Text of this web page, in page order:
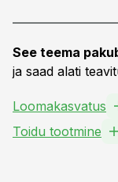
See teema
ja saad alati
Loomakasvatus
Toidu tootmine